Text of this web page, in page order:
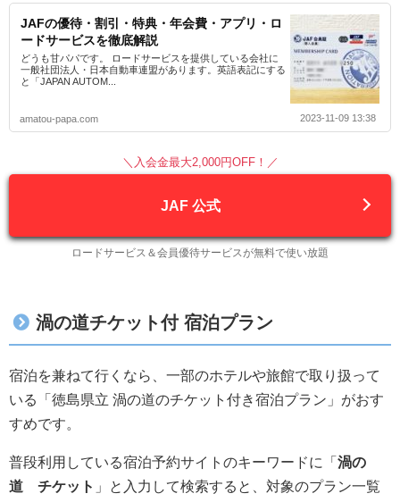
JAFの優待・割引・特典・年会費・アプリ・ロ
ードサービスを徹底解説
どうも甘パパです。 ロードサービスを提供している会社に
一般社団法人・日本自動車連盟があります。英語表記にする
と「JAPAN AUTOM...
amatou-papa.com 2023-11-09 13:38
＼入会金最大2,000円OFF！／
JAF 公式
ロードサービス＆会員優待サービスが無料で使い放題
渦の道チケット付 宿泊プラン
宿泊を兼ねて行くなら、一部のホテルや旅館で取り扱って
いる「徳島県立 渦の道のチケット付き宿泊プラン」がおす
すめです。
普段利用している宿泊予約サイトのキーワードに「 渦の
道
チケット 」と入力して検索すると、対象のプラン一覧